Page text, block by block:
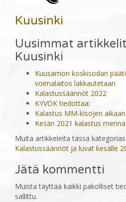
Kuusinki
Uusimmat
Kuusinki
Kuusamon koskisodan
voimalaitos lakkautetaan
Kalastussäännöt 2022
KYVOK tiedottaa:
Kalastus MM-kisojen aikaan
Kesän 2021 kalastus
Muita artikkeleita tässä
Kalastussäännöt ja luvat kesälle
Jätä kommentti
Muista täyttää kaikki pakolliset
sallittu.